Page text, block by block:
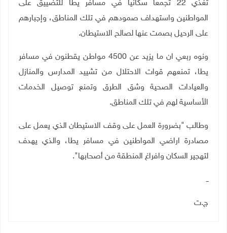
تغذي 22 تجمعا سكانيا في مسافر يطا للتضييق على
المواطنين واستهداف صمودهم في تلك المناطق، وإجبارهم
على الرحيل بصمت عنها لصالح الاستيطان.
ونوه ربعي ان ما يزيد عن 4500 مواطن يقطنون في مسافر
يطا، تمنعهم قوات الاحتلال من تشييد المدارس والمنازل
والعيادات الصحية وشق الطرق وتمنع توصيل الخدمات
الأساسية لهم في تلك المناطق.
وطالب "بضرورة العمل على وقف الاستيطان الذي يعمل على
مصادرة اراضي المواطنين في مسافر يطا، والذي يهدف
لتهجير السكان وافراغ المنطقة من أصحابها".
ــ
ج.ت